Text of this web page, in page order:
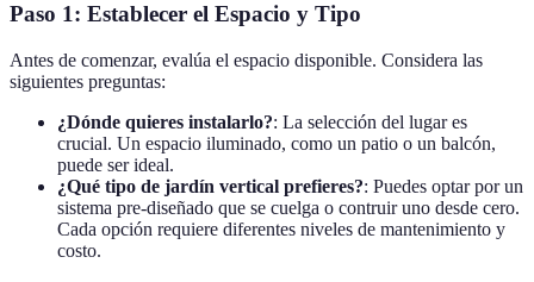
Paso 1: Establecer el Espacio y Tipo
Antes de comenzar, evalúa el espacio disponible. Considera las
siguientes preguntas:
¿Dónde quieres instalarlo?: La selección del lugar es
crucial. Un espacio iluminado, como un patio o un balcón,
puede ser ideal.
¿Qué tipo de jardín vertical prefieres?: Puedes optar por un
sistema pre-diseñado que se cuelga o contruir uno desde cero.
Cada opción requiere diferentes niveles de mantenimiento y
costo.